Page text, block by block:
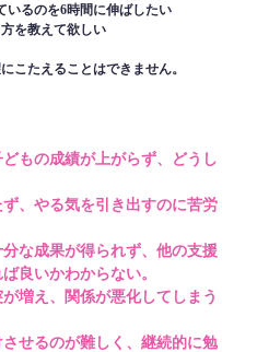
いるのを6時間に伸ばしたい
を教えて欲しい
こたえることはできません。
もの成績が上がらず、どうし
、やる気を引き出すのに苦労
な成果が得られず、他の支援
良いかわからない。
増え、関係が悪化してしまう
せるのが難しく、継続的に勉